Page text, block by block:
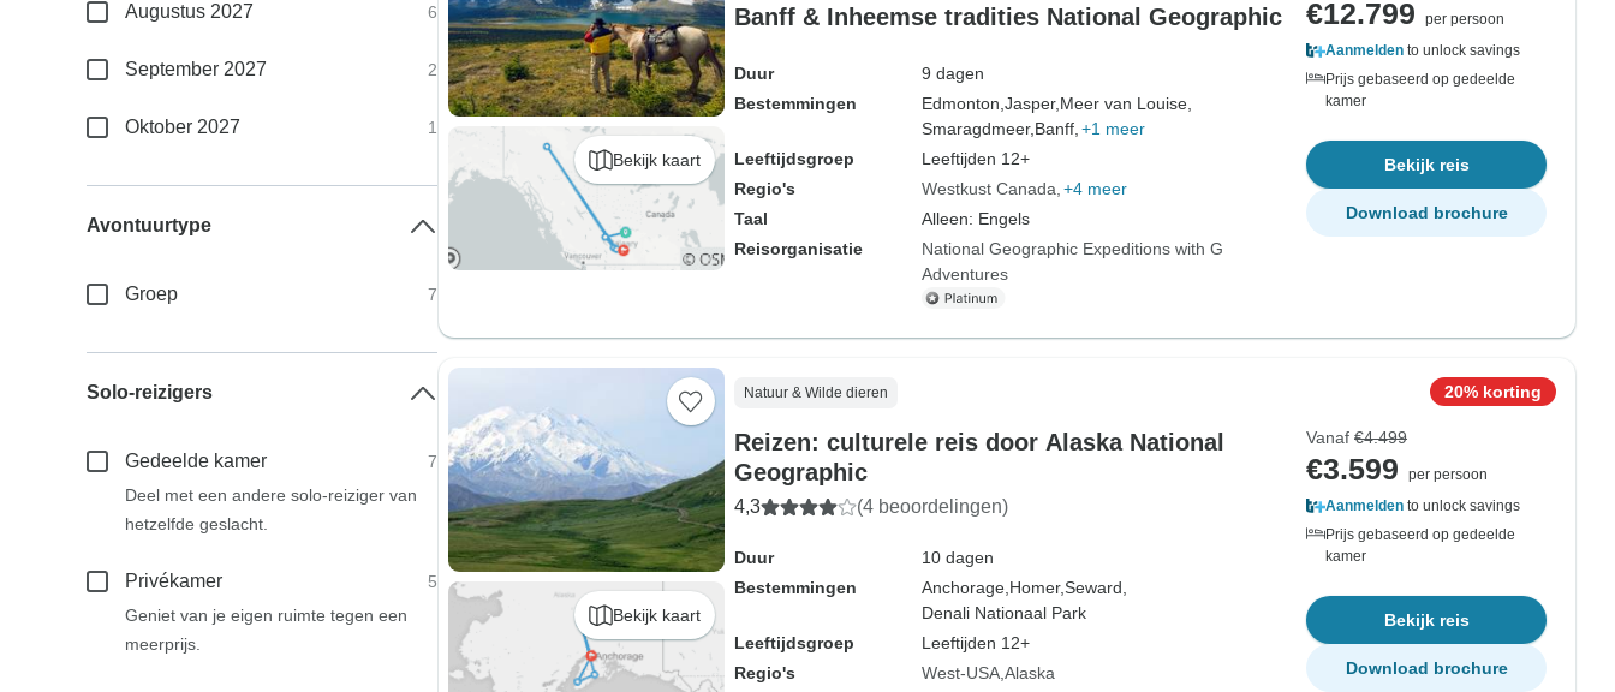
Bekijk kaart
Banff & Inheemse tradities National Geographic
Duur
9 dagen
Bestemmingen
Edmonton, Jasper, Meer van Louise,
Smaragdmeer, Banff, +1 meer
Leeftijdsgroep
Leeftijden 12+
Regio's
Westkust Canada +4 meer
Taal
Alleen: Engels
Reisorganisatie
National Geographic Expeditions with G
Adventures
€12.799
per persoon
Aanmelden to unlock savings
Prijs gebaseerd op gedeelde
kamer
Bekijk reis
Download brochure
Bekijk kaart
Natuur & Wilde dieren
Reizen: culturele reis door Alaska National
Geographic
4,3 (4 beoordelingen)
Duur
10 dagen
Bestemmingen
Anchorage, Homer,Seward,
Denali Nationaal Park
Leeftijdsgroep
Leeftijden 12+
Regio's
West-USA Alaska
20% korting
Vanaf €4.499
€3.599
per persoon
Aanmelden to unlock savings
Prijs gebaseerd op gedeelde
kamer
Bekijk reis
Download brochure
Augustus 2027 6
September 2027 2
Oktober 2027 1
Avontuurtype
Groep 7
Solo-reizigers
Gedeelde kamer
7
Deel met een andere solo-reiziger van
hetzelfde geslacht.
Privékamer
5
Geniet van je eigen ruimte tegen een
meerprijs.